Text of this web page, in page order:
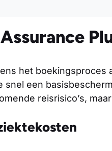
het boekingsproces
snel een
reisrisico’s,